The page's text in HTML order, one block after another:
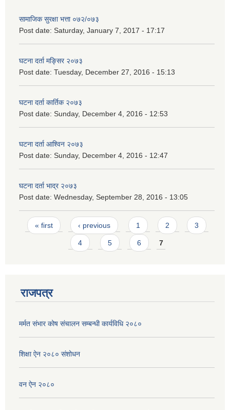
सामाजिक सुरक्षा भत्ता ०७२/०७३
Post date: Saturday, January 7, 2017 - 17:17
घटना दर्ता मङ्सिर २०७३
Post date: Tuesday, December 27, 2016 - 15:13
घटना दर्ता कार्तिक २०७३
Post date: Sunday, December 4, 2016 - 12:53
घटना दर्ता आश्विन २०७३
Post date: Sunday, December 4, 2016 - 12:47
घटना दर्ता भाद्र २०७३
Post date: Wednesday, September 28, 2016 - 13:05
Pages
« first ‹ previous 1 2 3
4 5 6 7
राजपत्र
मर्मत संभार कोष संचालन सम्बन्धी कार्यविधि २०८०
शिक्षा ऐन २०८० संशोधन
वन ऐन २०८०